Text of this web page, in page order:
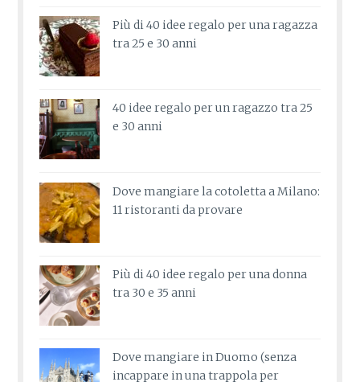
Più di 40 idee regalo per una ragazza
tra 25 e 30 anni
40 idee regalo per un ragazzo tra 25
e 30 anni
Dove mangiare la cotoletta a Milano:
11 ristoranti da provare
Più di 40 idee regalo per una donna
tra 30 e 35 anni
Dove mangiare in Duomo (senza
incappare in una trappola per